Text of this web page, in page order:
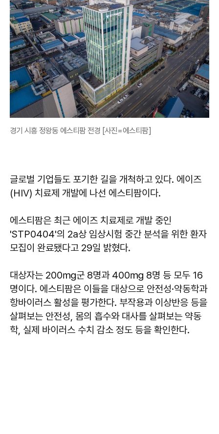
경기 시흥 정왕동 에스티팜 전경 [사진=에스티팜]
글로벌 기업들도 포기한 길을 개척하고 있다. 에이즈
(HIV) 치료제 개발에 나선 에스티팜이다.
에스티팜은 최근 에이즈 치료제로 개발 중인
'STP0404'의 2a상 임상시험 중간 분석을 위한 환자
모집이 완료됐다고 29일 밝혔다.
대상자는 200㎎군 8명과 400㎎ 8명 등 모두 16
명이다. 에스티팜은 이들을 대상으로 안전성·약동학과
항바이러스 활성을 평가한다. 부작용과 이상반응 등을
살펴보는 안전성, 몸의 흡수와 대사를 살펴보는 약동
학, 실제 바이러스 수치 감소 정도 등을 확인한다.